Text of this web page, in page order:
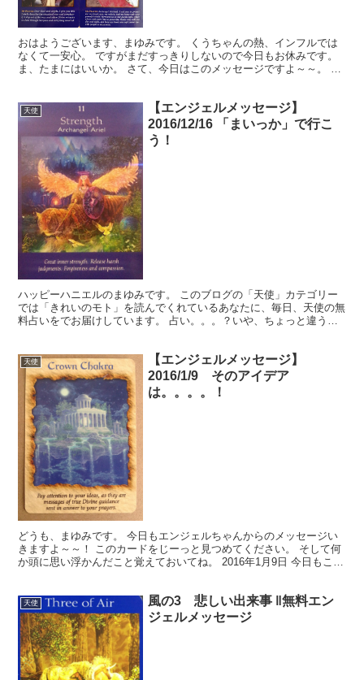
おはようございます、まゆみです。 くうちゃんの熱、インフルでは
なくて一安心。 ですがまだすっきりしないので今日もお休みです。
ま、たまにはいいか。 さて、今日はこのメッセージですよ～～。 で
天使
【エンジェルメッセージ】
2016/12/16 「まいっか」で行こ
う！
ハッピーハニエルのまゆみです。 このブログの「天使」カテゴリー
では「きれいのモト」を読んでくれているあなたに、毎日、天使の無
料占いをでお届けしています。 占い。。。？いや、ちょっと違うか
天使
【エンジェルメッセージ】
2016/1/9 そのアイデア
は。。。。！
どうも、まゆみです。 今日もエンジェルちゃんからのメッセージい
きますよ～～！ このカードをじーっと見つめてください。 そして何
か頭に思い浮かんだこと覚えておいてね。 2016年1月9日 今日もこち
天使
風の3 悲しい出来事 ‖無料エン
ジェルメッセージ